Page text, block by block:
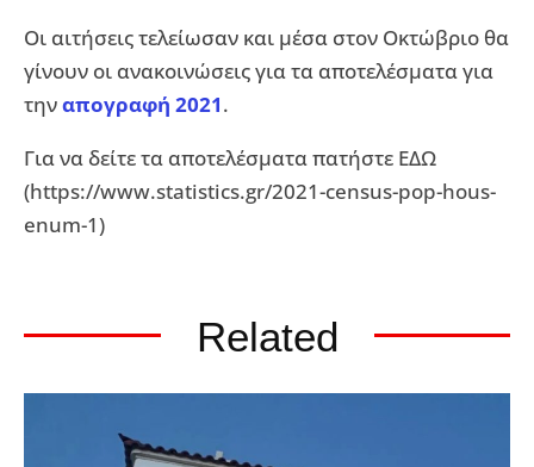
Οι αιτήσεις τελείωσαν και μέσα στον Οκτώβριο θα
γίνουν οι ανακοινώσεις για τα αποτελέσματα για
τηναπογραφή 2021.
Για να δείτε τα αποτελέσματα πατήστε ΕΔΩ
(https://www.statistics.gr/2021-census-pop-hous-
enum-1)
Related